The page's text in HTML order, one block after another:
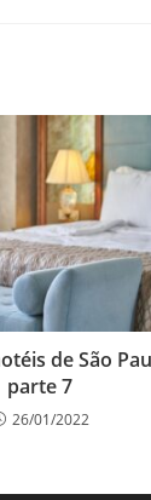
de São
parte 7
26/01/2022